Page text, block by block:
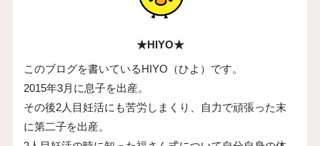
★HIYO★
このブログを書いているHIYO（ひよ）です。
2015年3月に息子を出産。
その後2人目妊活にも苦労しまくり、自力で頑張った末
に第二子を出産。